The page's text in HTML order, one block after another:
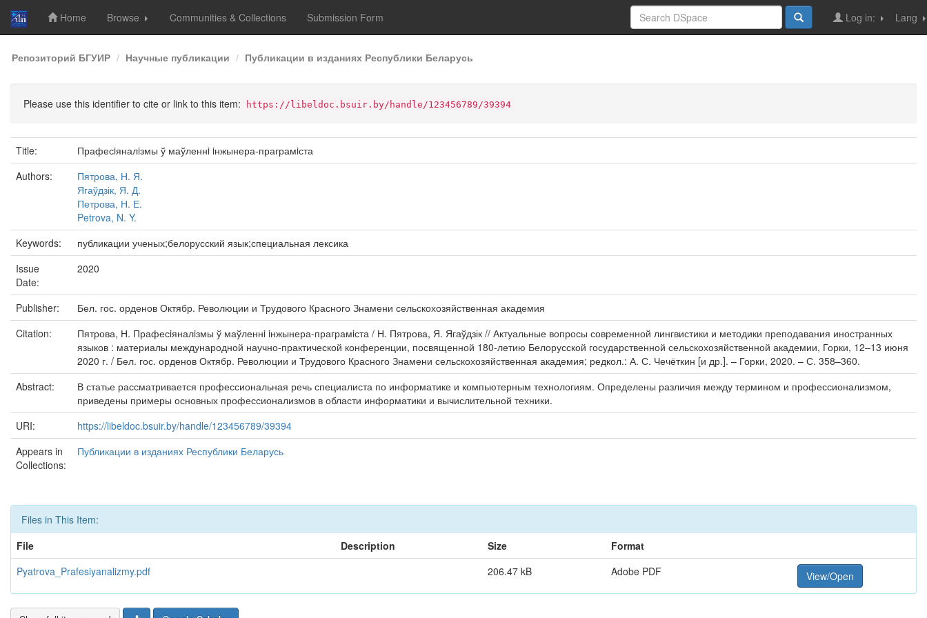
Skip
navigation
Home Browse Communities & Collections Submission Form Lang
Log in:
Репозиторий БГУИР Научные публикации Публикации в изданиях Республики Беларусь
Please use this identifier to cite or link to this item: https://libeldoc.bsuir.by/handle/123456789/39394
Title:
Прафесiяналiзмы ў маўленнi iнжынера-праграмiста
Authors:
Пятрова, Н. Я.
Ягаўдзік, Я. Д.
Петрова, Н. Е.
Petrova, N. Y.
Keywords:
публикации ученых;белорусский язык;специальная лексика
Issue
Date:
2020
Publisher:
Бел. гос. орденов Октябр. Революции и Трудового Красного Знамени сельскохозяйственная академия
Citation:
Пятрова, Н. Прафесiяналiзмы ў маўленнi iнжынера-праграмiста / Н. Пятрова, Я. Ягаўдзік // Актуальные вопросы современной лингвистики и методики преподавания иностранных
языков : материалы международной научно-практической конференции, посвященной 180-летию Белорусской государственной сельскохозяйственной академии, Горки, 12–13 июня
2020 г. / Бел. гос. орденов Октябр. Революции и Трудового Красного Знамени сельскохозяйственная академия; редкол.: А. С. Чечёткин [и др.]. – Горки, 2020. – С. 358–360.
Abstract:
В статье рассматривается профессиональная речь специалиста по информатике и компьютерным технологиям. Определены различия между термином и профессионализмом,
приведены примеры основных профессионализмов в области информатики и вычислительной техники.
URI:
https://libeldoc.bsuir.by/handle/123456789/39394
Appears in
Collections:
Публикации в изданиях Республики Беларусь
Files in This Item:
File
Description Size
Format
Pyatrova_Prafesiyanalizmy.pdf
206.47 kB Adobe PDF View/Open